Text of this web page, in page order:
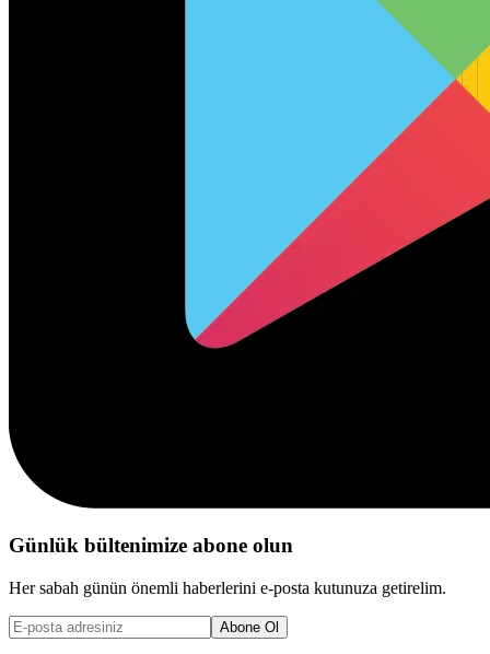
Günlük bültenimize abone olun
Her sabah günün önemli haberlerini e-posta kutunuza getirelim.
Abone Ol